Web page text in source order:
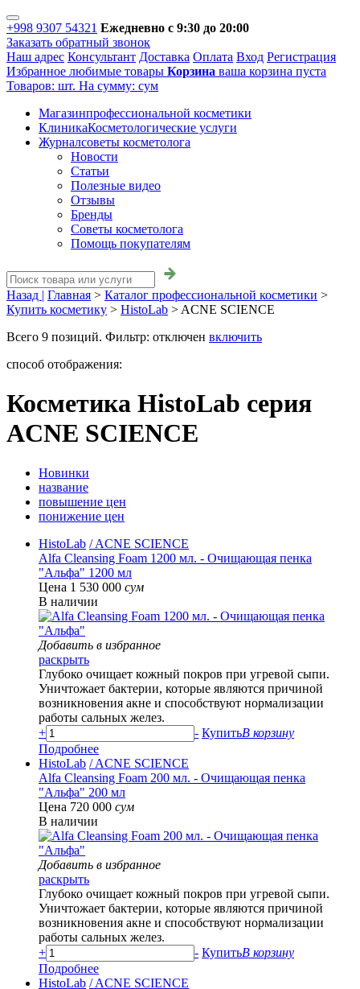
+998 9307 54321 Ежедневно с 9:30 до 20:00
Заказать обратный звонок
Наш адрес Консультант Доставка Оплата Вход Регистрация
Избранное любимые товары Корзина ваша корзина пуста
Товаров: шт. На сумму: сум
Магазинпрофессиональной косметики
КлиникаКосметологические услуги
Журналсоветы косметолога
Новости
Статьи
Полезные видео
Отзывы
Бренды
Советы косметолога
Помощь покупателям
Назад | Главная > Каталог профессиональной косметики >
Купить косметику > HistoLab > ACNE SCIENCE
Всего 9 позиций. Фильтр: отключен включить
способ отображения:
Косметика HistoLab серия
ACNE SCIENCE
Новинки
название
повышение цен
понижение цен
HistoLab / ACNE SCIENCE
Alfa Cleansing Foam 1200 мл. - Очищающая пенка
"Альфа" 1200 мл
Цена 1 530 000 сум
В наличии
Добавить в избранное
раскрыть
Глубоко очищает кожный покров при угревой сыпи.
Уничтожает бактерии, которые являются причиной
возникновения акне и способствуют нормализации
работы сальных желез.
+
- КупитьВ корзину
Подробнее
HistoLab / ACNE SCIENCE
Alfa Cleansing Foam 200 мл. - Очищающая пенка
"Альфа" 200 мл
Цена 720 000 сум
В наличии
Добавить в избранное
раскрыть
Глубоко очищает кожный покров при угревой сыпи.
Уничтожает бактерии, которые являются причиной
возникновения акне и способствуют нормализации
работы сальных желез.
+
- КупитьВ корзину
Подробнее
HistoLab / ACNE SCIENCE